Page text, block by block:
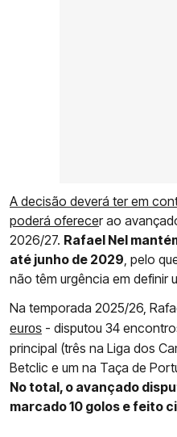
A decisão deverá ter em
poderá oferecer ao
2026/27. Rafael Nel
até junho de 2029 , pelo
não têm urgência em definir
Na temporada 2025/26,
euros - disputou 34
principal (três na Liga dos
Betclic e um na Taça de
No total, o avançado
marcado 10 golos e feito